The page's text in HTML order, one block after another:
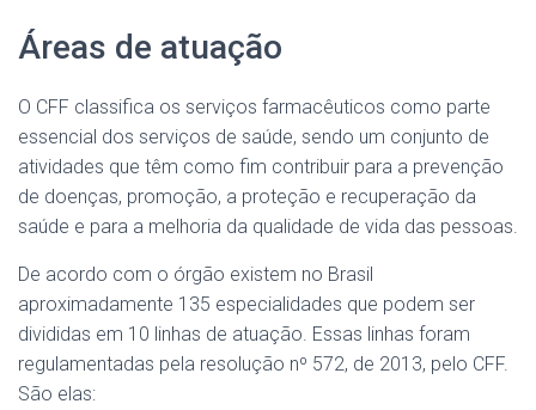
Áreas de atuação
O CFF classifica os serviços farmacêuticos como parte
essencial dos serviços de saúde, sendo um conjunto de
atividades que têm como fim contribuir para a prevenção
de doenças, promoção, a proteção e recuperação da
saúde e para a melhoria da qualidade de vida das pessoas.
De acordo com o órgão existem no Brasil
aproximadamente 135 especialidades que podem ser
divididas em 10 linhas de atuação. Essas linhas foram
regulamentadas pela resolução nº 572, de 2013, pelo CFF.
São elas: